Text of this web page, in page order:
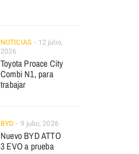
NOTICIAS
12 julio,
2026
Toyota Proace City
Combi N1, para
trabajar
BYD 9 julio, 2026
Nuevo BYD ATTO
3 EVO a prueba